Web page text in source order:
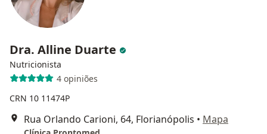
Dra. Alline Duarte
Nutricionista
4 opiniões
CRN 10 11474P
Rua Orlando Carioni, 64, Florianópolis • Mapa